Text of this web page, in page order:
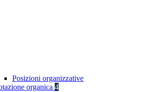
Posizioni organizzative
organica 4